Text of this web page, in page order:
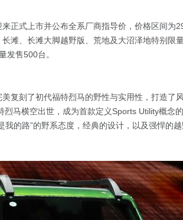
正式上市并公布全系厂商指导价，价格区间为
滩、长滩大脚越野版、荒地及大沼泽地特别限
发售500台。
复刻了初代福特烈马的野性与实用性，打造了
马横空出世，成为首款定义Sports Utility概念
我的路”的野系态度，经典的设计，以及强悍的